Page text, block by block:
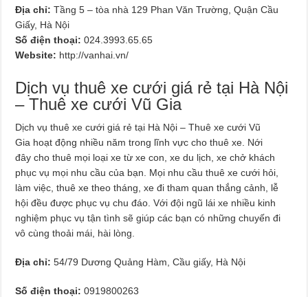
Địa chỉ:Tầng 5 – tòa nhà 129 Phan Văn Trường, Quận Cầu
Giấy, Hà Nội
Số điện thoại:024.3993.65.65
Website: http://vanhai.vn/
Dịch vụ thuê xe cưới giá rẻ tại Hà Nội
– Thuê xe cưới Vũ Gia
Dịch vụ thuê xe cưới giá rẻ tại Hà Nội – Thuê xe cưới Vũ
Gia hoạt động nhiều năm trong lĩnh vực cho thuê xe. Nới
đây cho thuê mọi loại xe từ xe con, xe du lịch, xe chở khách
phục vụ mọi nhu cầu của bạn. Mọi nhu cầu thuê xe cưới hỏi,
làm việc, thuê xe theo tháng, xe đi tham quan thắng cảnh, lễ
hội đều được phục vụ chu đáo. Với đội ngũ lái xe nhiều kinh
nghiệm phục vụ tận tình sẽ giúp các bạn có những chuyến đi
vô cùng thoải mái, hài lòng.
Địa chỉ: 54/79 Dương Quảng Hàm, Cầu giấy, Hà Nội
Số điện thoại: 0919800263